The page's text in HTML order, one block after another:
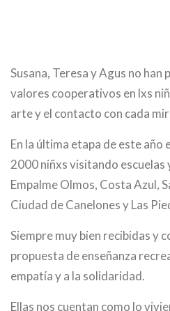
Susana, Teresa y Agus no han
valores cooperativos en lxs
arte y el contacto con cada
En la última etapa de este año
2000 niñxs visitando escuelas
Empalme Olmos, Costa Azul,
Ciudad de Canelones y Las
Siempre muy bien recibidas y
propuesta de enseñanza
empatía y a la solidaridad.
Ellas nos cuentan como lo